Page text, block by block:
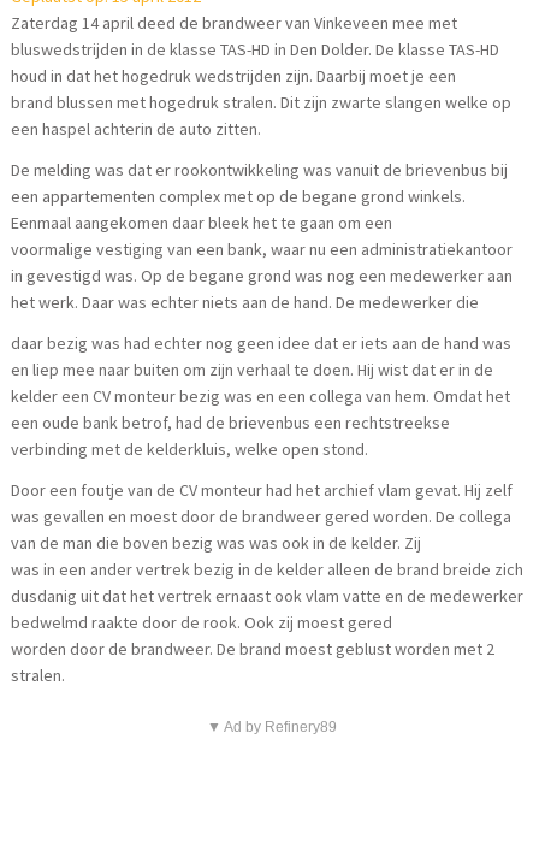
Zaterdag 14 april deed de brandweer van Vinkeveen mee met
bluswedstrijden in de klasse TAS-HD in Den Dolder. De klasse TAS-HD
houd in dat het hogedruk wedstrijden zijn. Daarbij moet je een
brand blussen met hogedruk stralen. Dit zijn zwarte slangen welke op
een haspel achterin de auto zitten.
De melding was dat er rookontwikkeling was vanuit de brievenbus bij
een appartementen complex met op de begane grond winkels.
Eenmaal aangekomen daar bleek het te gaan om een
voormalige vestiging van een bank, waar nu een administratiekantoor
in gevestigd was. Op de begane grond was nog een medewerker aan
het werk. Daar was echter niets aan de hand. De medewerker die
daar bezig was had echter nog geen idee dat er iets aan de hand was
en liep mee naar buiten om zijn verhaal te doen. Hij wist dat er in de
kelder een CV monteur bezig was en een collega van hem. Omdat het
een oude bank betrof, had de brievenbus een rechtstreekse
verbinding met de kelderkluis, welke open stond.
Door een foutje van de CV monteur had het archief vlam gevat. Hij zelf
was gevallen en moest door de brandweer gered worden. De collega
van de man die boven bezig was was ook in de kelder. Zij
was in een ander vertrek bezig in de kelder alleen de brand breide zich
dusdanig uit dat het vertrek ernaast ook vlam vatte en de medewerker
bedwelmd raakte door de rook. Ook zij moest gered
worden door de brandweer. De brand moest geblust worden met 2
stralen.
▼ Ad by Refinery89